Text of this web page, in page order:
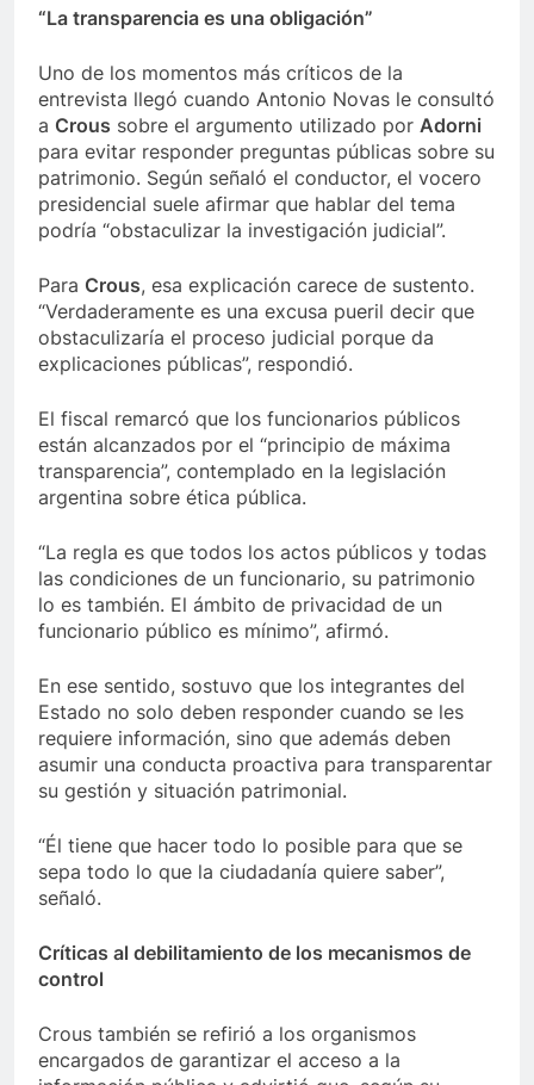
“La transparencia es una obligación”
Uno de los momentos más críticos de la
entrevista llegó cuando Antonio Novas le consultó
a Crous sobre el argumento utilizado por Adorni
para evitar responder preguntas públicas sobre su
patrimonio. Según señaló el conductor, el vocero
presidencial suele afirmar que hablar del tema
podría “obstaculizar la investigación judicial”.
Para Crous, esa explicación carece de sustento.
“Verdaderamente es una excusa pueril decir que
obstaculizaría el proceso judicial porque da
explicaciones públicas”, respondió.
El fiscal remarcó que los funcionarios públicos
están alcanzados por el “principio de máxima
transparencia”, contemplado en la legislación
argentina sobre ética pública.
“La regla es que todos los actos públicos y todas
las condiciones de un funcionario, su patrimonio
lo es también. El ámbito de privacidad de un
funcionario público es mínimo”, afirmó.
En ese sentido, sostuvo que los integrantes del
Estado no solo deben responder cuando se les
requiere información, sino que además deben
asumir una conducta proactiva para transparentar
su gestión y situación patrimonial.
“Él tiene que hacer todo lo posible para que se
sepa todo lo que la ciudadanía quiere saber”,
señaló.
Críticas al debilitamiento de los mecanismos de
control
Crous también se refirió a los organismos
encargados de garantizar el acceso a la